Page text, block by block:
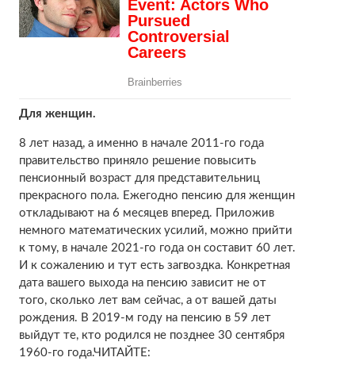
Для женщин.
8 лет назад, а именно в начале 2011-го года
правительство приняло решение повысить
пенсионный возраст для представительниц
прекрасного пола. Ежегодно пенсию для женщин
откладывают на 6 месяцев вперед. Приложив
немного математических усилий, можно прийти
к тому, в начале 2021-го года он составит 60 лет.
И к сожалению и тут есть загвоздка. Конкретная
дата вашего выхода на пенсию зависит не от
того, сколько лет вам сейчас, а от вашей даты
рождения. В 2019-м году на пенсию в 59 лет
выйдут те, кто родился не позднее 30 сентября
1960-го года.ЧИТАЙТЕ: